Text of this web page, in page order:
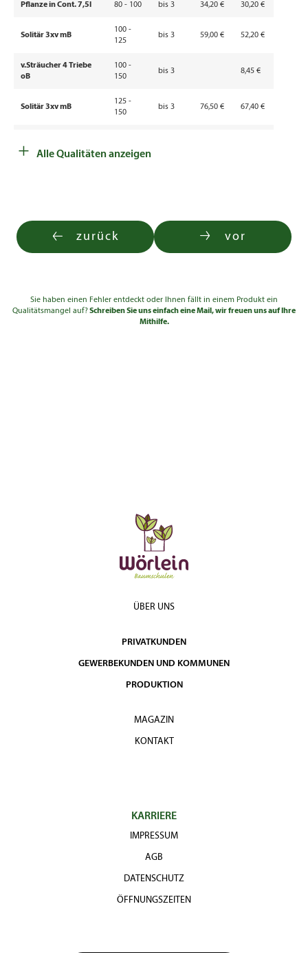
Pflanze in Cont. 7,5l 80 - 100 bis 3 34,20 € 30,20 €
Solitär 3xv mB
100 -
125
bis 3 59,00 € 52,20 €
v.Sträucher 4 Triebe
oB
100 -
150
bis 3 8,45 €
Solitär 3xv mB
125 -
150
bis 3 76,50 € 67,40 €
+ Alle Qualitäten anzeigen
zurück vor
Sie haben einen Fehler entdeckt oder Ihnen fällt in einem Produkt ein
Qualitätsmangel auf?Schreiben Sie uns einfach eine Mail, wir freuen uns auf Ihre
Mithilfe.
ÜBER UNS
PRIVATKUNDEN
GEWERBEKUNDEN UND KOMMUNEN
PRODUKTION
MAGAZIN
KONTAKT
KARRIERE
IMPRESSUM
AGB
DATENSCHUTZ
ÖFFNUNGSZEITEN